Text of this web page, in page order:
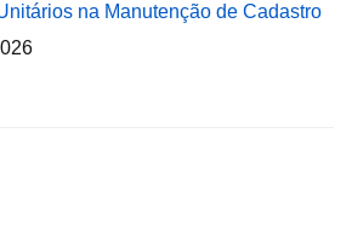
na Manutenção de Cadastro